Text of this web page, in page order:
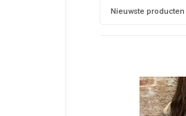
Nieuwste producten